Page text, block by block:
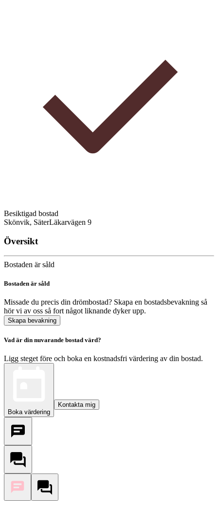
Besiktigad bostad
Skönvik, SäterLäkarvägen 9
Översikt
Bostaden är såld
Bostaden är såld
Missade du precis din drömbostad? Skapa en bostadsbevakning så
hör vi av oss så fort något liknande dyker upp.
Skapa bevakning
Vad är din nuvarande bostad värd?
Ligg steget före och boka en kostnadsfri värdering av din bostad.
Boka värdering
Kontakta mig